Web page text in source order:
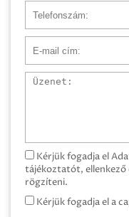
Üzenet
Kérjük fogadja el
tájékoztatót, ellenkező
rögzíteni.
Kérjük fogadja el a